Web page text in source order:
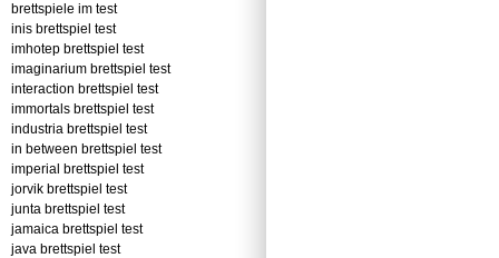
brettspiele im test
inis brettspiel test
imhotep brettspiel test
imaginarium brettspiel test
interaction brettspiel test
immortals brettspiel test
industria brettspiel test
in between brettspiel test
imperial brettspiel test
jorvik brettspiel test
junta brettspiel test
jamaica brettspiel test
java brettspiel test